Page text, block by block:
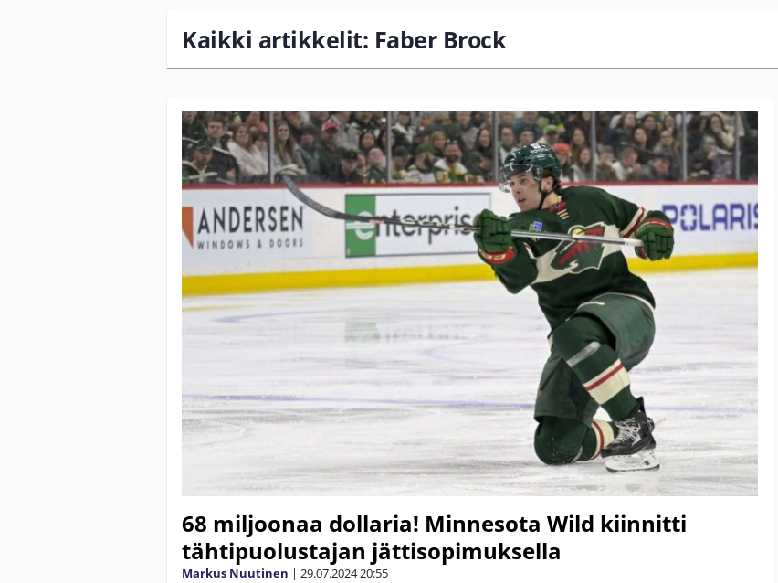
Kaikki artikkelit: Faber Brock
68 miljoonaa dollaria! Minnesota Wild kiinnitti
tähtipuolustajan jättisopimuksella
Markus Nuutinen | 29.07.202420:55